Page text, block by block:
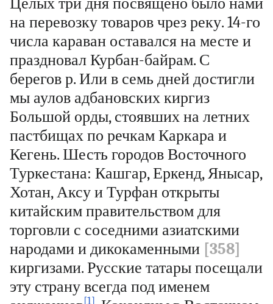
Целых три дня посвящено было нами
на перевозку товаров чрез реку. 14-го
числа караван оставался на месте и
праздновал Курбан-байрам. С
берегов р. Или в семь дней достигли
мы аулов адбановских киргиз
Большой орды, стоявших на летних
пастбищах по речкам Каркара и
Кегень. Шесть городов Восточного
Туркестана: Кашгар, Еркенд, Янысар,
Хотан, Аксу и Турфан открыты
китайским правительством для
торговли с соседними азиатскими
народами и дикокаменными [358]
киргизами. Русские татары посещали
эту страну всегда под именем
[1]